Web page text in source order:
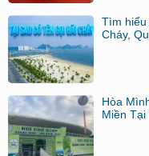
Tìm hiểu
Cháy,
Hòa
Miền Tại